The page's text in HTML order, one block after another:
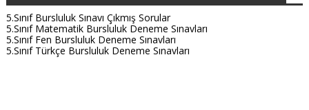
5.Sınıf Bursluluk Sınavı Çıkmış Sorular
5.Sınıf Matematik Bursluluk Deneme Sınavları
5.Sınıf Fen Bursluluk Deneme Sınavları
5.Sınıf Türkçe Bursluluk Deneme Sınavları